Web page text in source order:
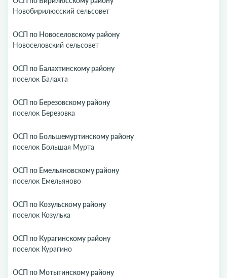
Новобирилюсский сельсовет
ОСП по Новоселовскому району
Новоселовский сельсовет
ОСП по Балахтинскому району
поселок Балахта
ОСП по Березовскому району
поселок Березовка
ОСП по Большемуртинскому району
поселок Большая Мурта
ОСП по Емельяновскому району
поселок Емельяново
ОСП по Козульскому району
поселок Козулька
ОСП по Курагинскому району
поселок Курагино
ОСП по Мотыгинскому району